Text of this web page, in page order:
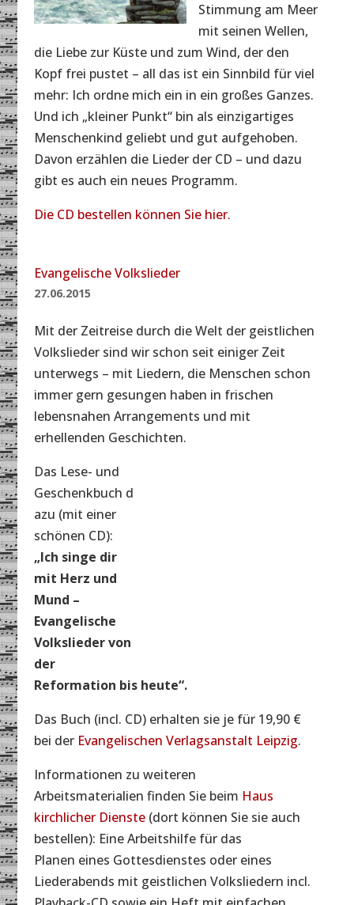
Stimmung am Meer
mit seinen Wellen,
die Liebe zur Küste und zum Wind, der den
Kopf frei pustet – all das ist ein Sinnbild für viel
mehr: Ich ordne mich ein in ein großes Ganzes.
Und ich „kleiner Punkt“ bin als einzigartiges
Menschenkind geliebt und gut aufgehoben.
Davon erzählen die Lieder der CD – und dazu
gibt es auch ein neues Programm.
Die CD bestellen können Sie hier.
Evangelische Volkslieder
27.06.2015
Mit der Zeitreise durch die Welt der geistlichen
Volkslieder sind wir schon seit einiger Zeit
unterwegs – mit Liedern, die Menschen schon
immer gern gesungen haben in frischen
lebensnahen Arrangements und mit
erhellenden Geschichten.
Das Lese- und
Geschenkbuch d
azu (mit einer
schönen CD):
„Ich singe dir
mit Herz und
Mund –
Evangelische
Volkslieder von
der
Reformation bis heute“.
Das Buch (incl. CD) erhalten sie je für 19,90 €
bei der Evangelischen Verlagsanstalt Leipzig.
Informationen zu weiteren
Arbeitsmaterialien finden Sie beim Haus
kirchlicher Dienste(dort können Sie sie auch
bestellen): Eine Arbeitshilfe für das
Planen eines Gottesdienstes oder eines
Liederabends mit geistlichen Volksliedern incl.